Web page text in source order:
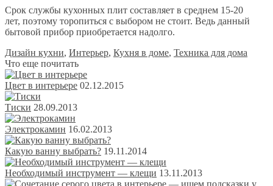
Срок службы кухонных плит составляет в среднем 15-20
лет, поэтому торопиться с выбором не стоит. Ведь данный
бытовой прибор приобретается надолго.
Дизайн кухни, Интерьер, Кухня в доме, Техника для дома
Что еще почитать
Цвет в интерьере 02.12.2015
Тиски 28.09.2013
Электрокамин 16.02.2013
Какую ванну выбрать? 19.11.2014
Необходимый инструмент — клещи 13.11.2013